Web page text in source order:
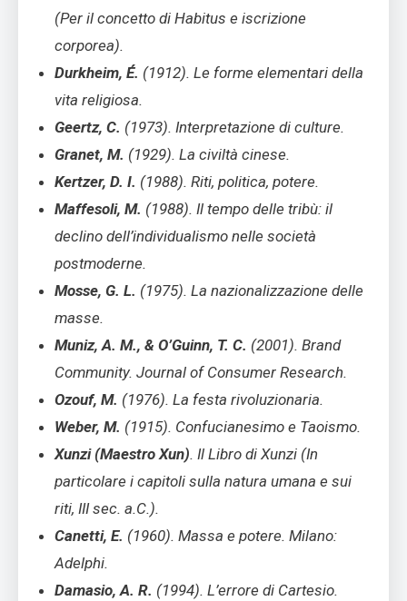
(Per il concetto di Habitus e iscrizione
corporea).
Durkheim, É. (1912). Le forme elementari della
vita religiosa.
Geertz, C. (1973). Interpretazione di culture.
Granet, M. (1929). La civiltà cinese.
Kertzer, D. I. (1988). Riti, politica, potere.
Maffesoli, M. (1988). Il tempo delle tribù: il
declino dell’individualismo nelle società
postmoderne.
Mosse, G. L. (1975). La nazionalizzazione delle
masse.
Muniz, A. M., & O’Guinn, T. C. (2001). Brand
Community. Journal of Consumer Research.
Ozouf, M. (1976). La festa rivoluzionaria.
Weber, M. (1915). Confucianesimo e Taoismo.
Xunzi (Maestro Xun). Il Libro di Xunzi (In
particolare i capitoli sulla natura umana e sui
riti, III sec. a.C.).
Canetti, E. (1960). Massa e potere. Milano:
Adelphi.
Damasio, A. R. (1994). L’errore di Cartesio.